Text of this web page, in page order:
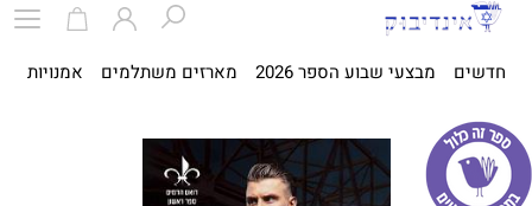
חדשים מבצעי שבוע הספר 2026 מארזים משתלמים אמנויות